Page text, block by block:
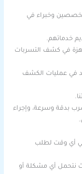
وخبراء في
خدماتهم.
في كشف التسربات
في عمليات الكشف
بدقة وسرعة، وإجراء
أي وقت لطلب
نتحمل أي مشكلة أو